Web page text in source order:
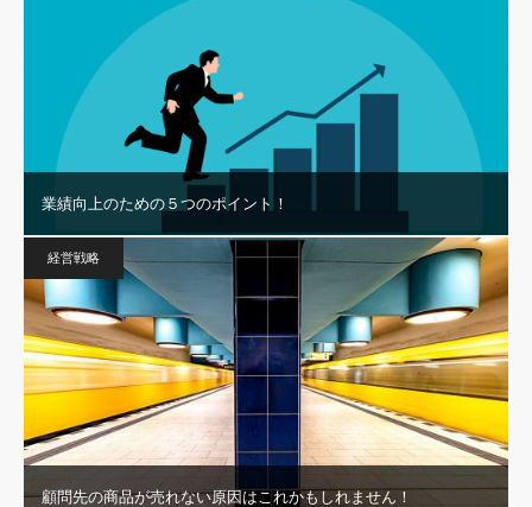
業績向上のための５つのポイント！
経営戦略
顧問先の商品が売れない原因はこれかもしれません！